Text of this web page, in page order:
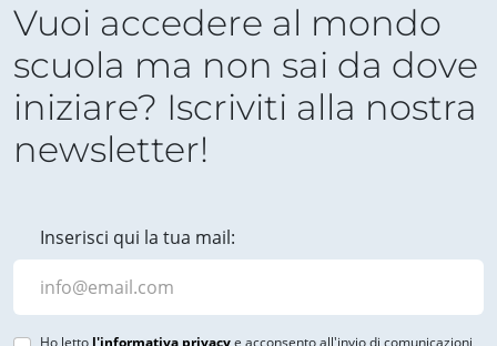
Vuoi accedere al mondo
scuola ma non sai da dove
iniziare? Iscriviti alla nostra
newsletter!
Inserisci qui la tua mail:
Ho letto l'informativa privacye acconsento all'invio di comunicazioni,